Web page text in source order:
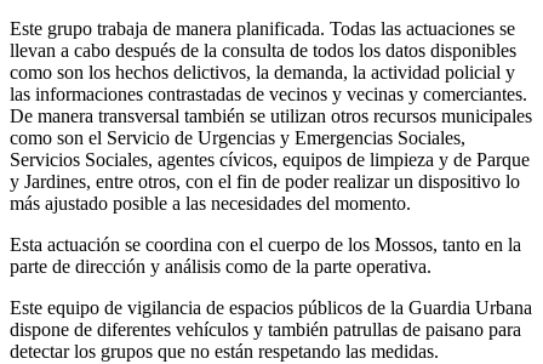
Este grupo trabaja de manera planificada. Todas las actuaciones se
llevan a cabo después de la consulta de todos los datos disponibles
como son los hechos delictivos, la demanda, la actividad policial y
las informaciones contrastadas de vecinos y vecinas y comerciantes.
De manera transversal también se utilizan otros recursos municipales
como son el Servicio de Urgencias y Emergencias Sociales,
Servicios Sociales, agentes cívicos, equipos de limpieza y de Parque
y Jardines, entre otros, con el fin de poder realizar un dispositivo lo
más ajustado posible a las necesidades del momento.
Esta actuación se coordina con el cuerpo de los Mossos, tanto en la
parte de dirección y análisis como de la parte operativa.
Este equipo de vigilancia de espacios públicos de la Guardia Urbana
dispone de diferentes vehículos y también patrullas de paisano para
detectar los grupos que no están respetando las medidas.